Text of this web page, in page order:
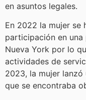
en asuntos legales.
En 2022 la mujer se
participación en
Nueva York por lo
actividades de
2023, la mujer
que se encontraba